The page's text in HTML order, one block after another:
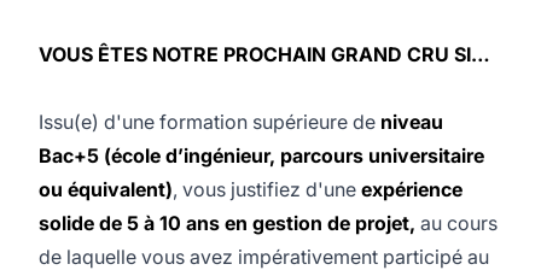
VOUS ÊTES NOTRE PROCHAIN GRAND CRU SI…
Issu(e) d'une formation supérieure de niveau
Bac+5 (école d’ingénieur, parcours universitaire
ou équivalent), vous justifiez d'une expérience
solide de 5 à 10 ans en gestion de projet, au cours
de laquelle vous avez impérativement participé au